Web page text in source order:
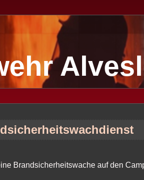
Brandsicherheitswache auf den